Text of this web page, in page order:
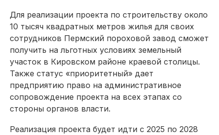
Для реализации проекта по строительству около
10 тысяч квадратных метров жилья для своих
сотрудников Пермский пороховой завод сможет
получить на льготных условиях земельный
участок в Кировском районе краевой столицы.
Также статус «приоритетный» дает
предприятию право на административное
сопровождение проекта на всех этапах со
стороны органов власти.
Реализация проекта будет идти с 2025 по 2028